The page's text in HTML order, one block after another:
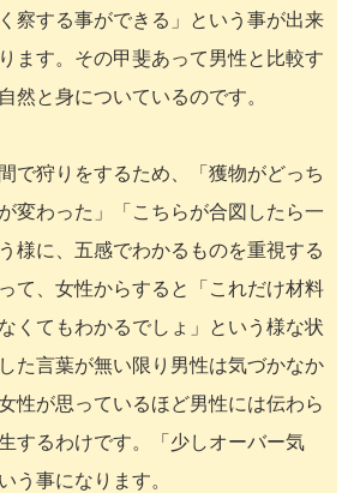
察する事ができる」という事が出来
ます。その甲斐あって男性と比較す
然と身についているのです。
で狩りをするため、「獲物がどっち
変わった」「こちらが合図したら一
様に、五感でわかるものを重視する
て、女性からすると「これだけ材料
くてもわかるでしょ」という様な状
た言葉が無い限り男性は気づかなか
性が思っているほど男性には伝わら
するわけです。「少しオーバー気
う事になります。